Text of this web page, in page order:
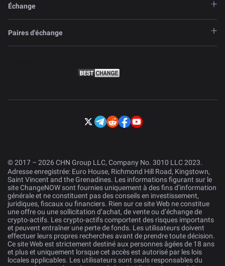
Échange
Paires d'échange
© 2017 – 2026 CHN Group LLC, Company No. 3010 LLC 2023.
Adresse enregistrée: Euro House, Richmond Hill Road, Kingstown,
Saint Vincent and the Grenadines. Les informations figurant sur le
site ChangeNOW sont fournies uniquement à des fins d’information
générale et ne constituent pas des conseils en investissement,
juridiques, fiscaux ou financiers. Rien sur ce site Web ne constitue
une offre ou une sollicitation d’achat, de vente ou d’échange de
crypto-actifs. Les crypto-actifs comportent des risques importants
et peuvent entraîner une perte de fonds. Les utilisateurs doivent
effectuer leurs propres recherches avant de prendre toute décision.
Ce site Web est strictement destiné aux personnes âgées de 18 ans
et plus et uniquement lorsque cet accès est autorisé par les lois
locales applicables. Les utilisateurs sont seuls responsables du